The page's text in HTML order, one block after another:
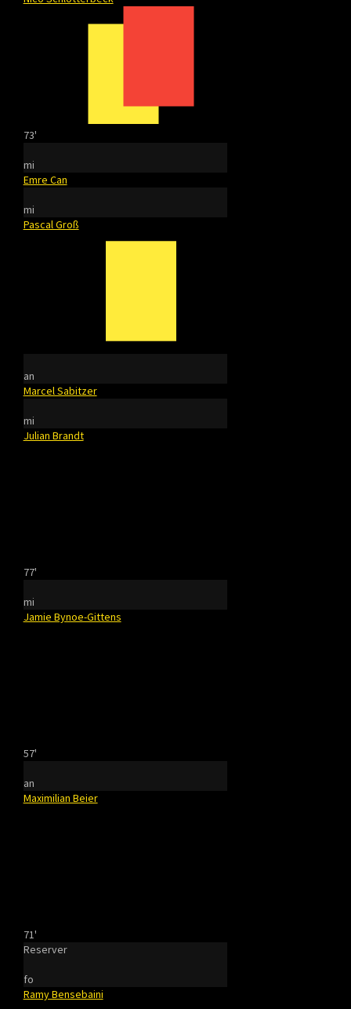
73'
mi
Emre Can
mi
Pascal Groß
an
Marcel Sabitzer
mi
Julian Brandt
77'
mi
Jamie Bynoe-Gittens
57'
an
Maximilian Beier
71'
Reserver
fo
Ramy Bensebaini